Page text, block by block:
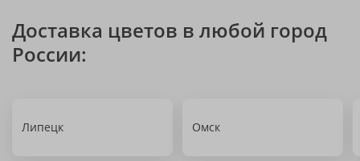
Доставка цветов в любой город
России:
Липецк Омск